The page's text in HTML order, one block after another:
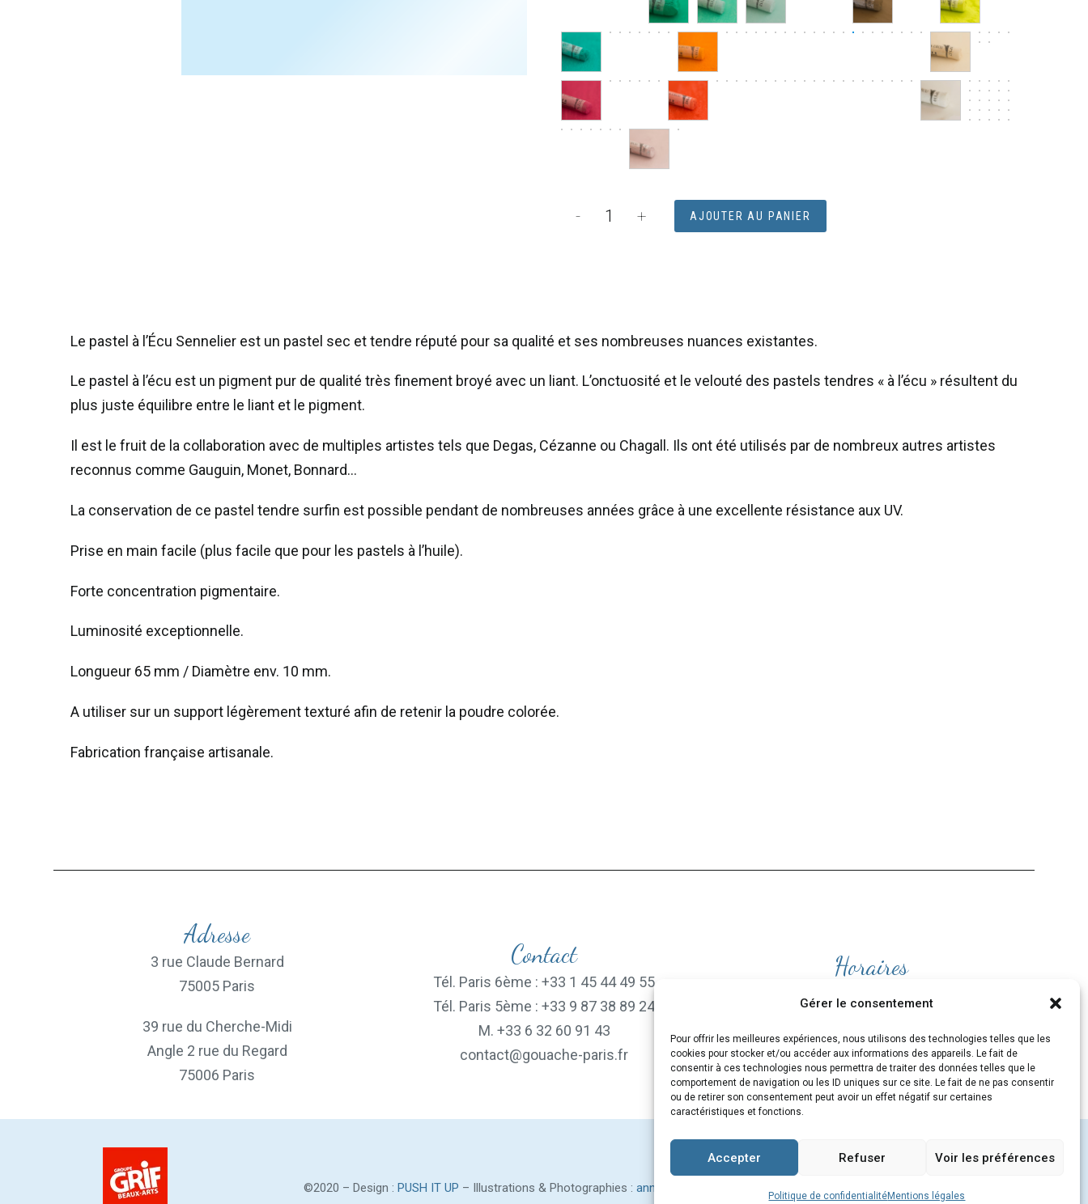
Gérer le consentement
Pour offrir les meilleures expériences, nous utilisons des technologies telles que les
cookies pour stocker et/ou accéder aux informations des appareils. Le fait de
consentir à ces technologies nous permettra de traiter des données telles que le
comportement de navigation ou les ID uniques sur ce site. Le fait de ne pas consentir
ou de retirer son consentement peut avoir un effet négatif sur certaines
caractéristiques et fonctions.
Accepter Refuser Voir les préférences
Politique de confidentialitéMentions légales
-
quantité
l’écu
–
39
+ AJOUTER AU PANIER
Le pastel à l’Écu Sennelier est un pastel sec et tendre réputé pour sa qualité et ses nombreuses nuances existantes.
Le pastel à l’écu est un pigment pur de qualité très finement broyé avec un liant. L’onctuosité et le velouté des pastels tendres « à l’écu » résultent du
plus juste équilibre entre le liant et le pigment.
Il est le fruit de la collaboration avec de multiples artistes tels que Degas, Cézanne ou Chagall. Ils ont été utilisés par de nombreux autres artistes
reconnus comme Gauguin, Monet, Bonnard…
La conservation de ce pastel tendre surfin est possible pendant de nombreuses années grâce à une excellente résistance aux UV.
Prise en main facile (plus facile que pour les pastels à l’huile).
Forte concentration pigmentaire.
Luminosité exceptionnelle.
Longueur 65 mm / Diamètre env. 10 mm.
A utiliser sur un support légèrement texturé afin de retenir la poudre colorée.
Fabrication française artisanale.
Adresse
3 rue Claude Bernard
75005 Paris
39 rue du Cherche-Midi
Angle 2 rue du Regard
75006 Paris
Contact
Tél. Paris 6ème : +33 1 45 44 49 55
Tél. Paris 5ème : +33 9 87 38 89 24
M. +33 6 32 60 91 43
contact@gouache-paris.fr
Horaires
et le Samedi de 10H à 19H
©2020 – Design : PUSH IT UP – Illustrations & Photographies : anne-renaud.com MENTIONS LÉGALES CGV COOKIES